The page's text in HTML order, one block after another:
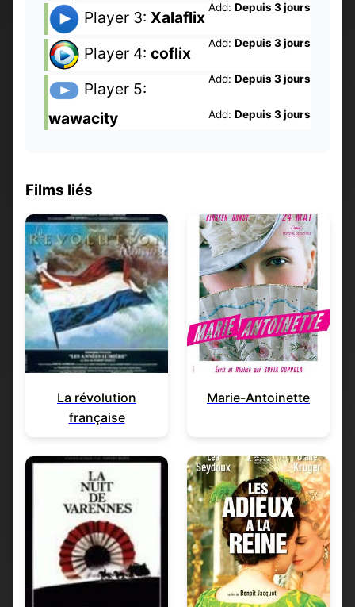
Add: Depuis 3 jours
Player 3: Xalaflix
Add: Depuis 3 jours
Player 4: coflix
Add: Depuis 3 jours
Player 5:
wawacity
Add: Depuis 3 jours
Films liés
La révolution
française
Marie-Antoinette